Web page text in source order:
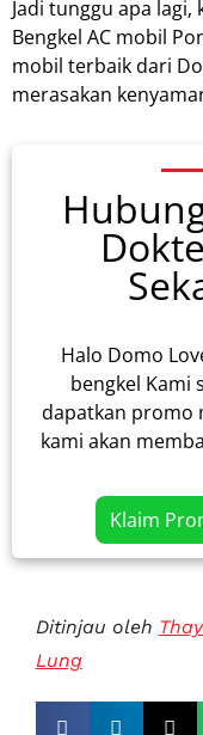
Jadi tunggu apa
Bengkel AC mobil
mobil terbaik dari
merasakan
Halo Domo
bengkel Kami
dapatkan promo
kami akan
Klaim
Ditinjau oleh
Lung